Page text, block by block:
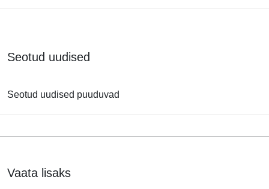
Seotud uudised
Seotud uudised puuduvad
Vaata lisaks